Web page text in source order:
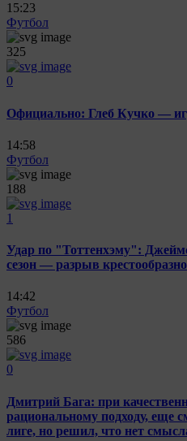
15:23
Футбол
325
0
Официально: Глеб Кучко —
14:58
Футбол
188
1
Удар по "Тоттенхэму":
сезон — разрыв
14:42
Футбол
586
0
Дмитрий Бага: при
рациональному подходу, еще
лиге, но решил, что нет